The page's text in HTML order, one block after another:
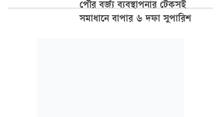
পৌর বর্জ্য ব্যবস্থাপনার টেকসই
সমাধানে বাপার ৬ দফা সুপারিশ